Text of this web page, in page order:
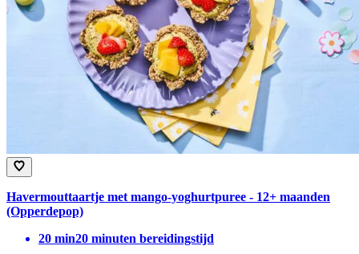
Havermouttaartje met mango-yoghurtpuree - 12+ maanden
(Opperdepop)
20 min20 minuten bereidingstijd